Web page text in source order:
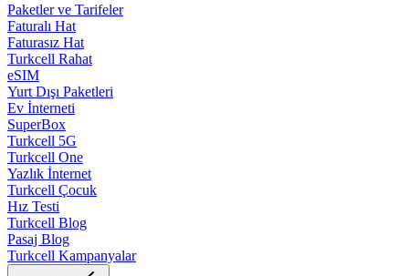
Paketler ve Tarifeler
Faturalı Hat
Faturasız Hat
Turkcell Rahat
eSIM
Yurt Dışı Paketleri
Ev İnterneti
SuperBox
Turkcell 5G
Turkcell One
Yazlık İnternet
Turkcell Çocuk
Hız Testi
Turkcell Blog
Pasaj Blog
Turkcell Kampanyalar